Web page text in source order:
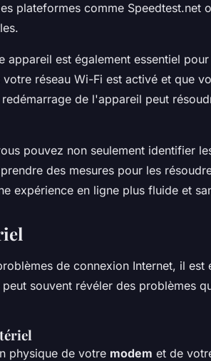
plateformes comme Speedtest.net
appareil est également essentiel
réseau Wi-Fi est activé et que
de l'appareil peut
pouvez non seulement identifier
des mesures pour les
expérience en ligne plus fluide et
de connexion Internet, il est
souvent révéler des problèmes
physique de votre modem et de